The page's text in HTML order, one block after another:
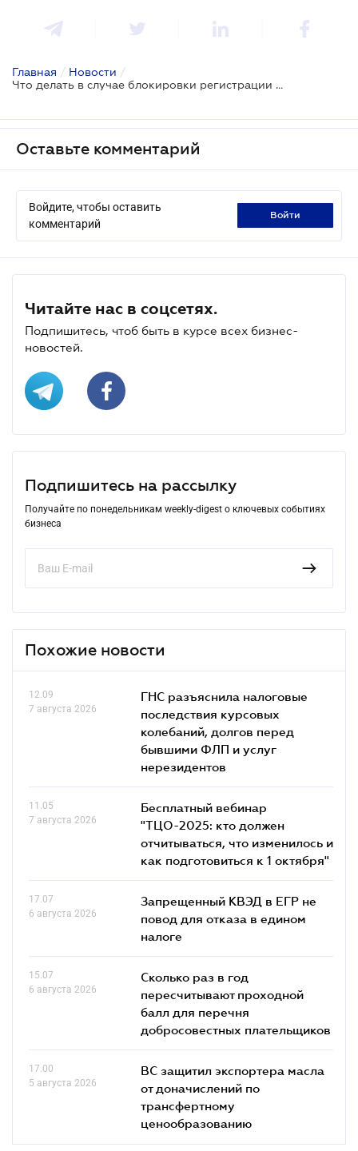
Главная / Новости /
Что делать в случае блокировки регистрации НН/РК
Оставьте комментарий
Войдите, чтобы оставить
комментарий
войти
Читайте нас в соцсетях.
Подпишитесь, чтоб быть в курсе всех бизнес-
новостей.
Подпишитесь на рассылку
Получайте по понедельникам weekly-digest о ключевых событиях
бизнеса
Похожие новости
12.09
7 августа 2026
ГНС разъяснила налоговые
последствия курсовых
колебаний, долгов перед
бывшими ФЛП и услуг
нерезидентов
11.05
7 августа 2026
Бесплатный вебинар
"ТЦО-2025: кто должен
отчитываться, что изменилось и
как подготовиться к 1 октября"
17.07
6 августа 2026
Запрещенный КВЭД в ЕГР не
повод для отказа в едином
налоге
15.07
6 августа 2026
Сколько раз в год
пересчитывают проходной
балл для перечня
добросовестных плательщиков
17.00
5 августа 2026
ВС защитил экспортера масла
от доначислений по
трансфертному
ценообразованию